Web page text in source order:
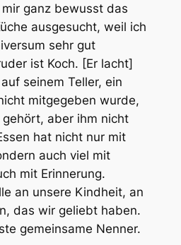
ganz bewusst das
ausgesucht, weil ich
sehr gut
ist Koch. [Er lacht]
seinem Teller, ein
mitgegeben wurde,
aber ihm nicht
hat nicht nur mit
auch viel mit
mit Erinnerung.
an unsere Kindheit, an
das wir geliebt haben.
gemeinsame Nenner.